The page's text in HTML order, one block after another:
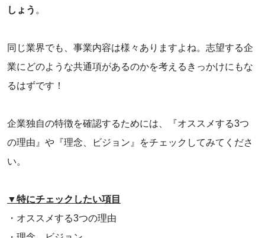
しょう 。
同じ業界でも、事業内容は様々ありますよね。志望する企
業にどのような共通項があるのかを考えるきっかけにもな
るはずです！
企業独自の特徴を確認するためには、『オススメする3つ
の理由』や『理念、ビジョン』をチェックしてみてくださ
い。
▼特にチェックしたい項目
・オススメする3つの理由